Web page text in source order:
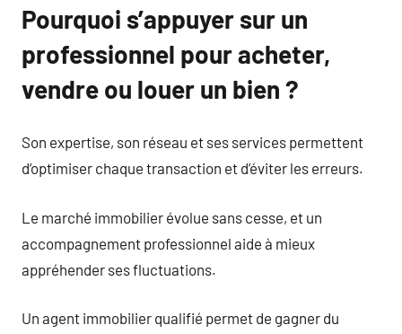
Pourquoi s’appuyer sur un
professionnel pour acheter,
vendre ou louer un bien ?
Son expertise, son réseau et ses services permettent
d’optimiser chaque transaction et d’éviter les erreurs.
Le marché immobilier évolue sans cesse, et un
accompagnement professionnel aide à mieux
appréhender ses fluctuations.
Un agent immobilier qualifié permet de gagner du